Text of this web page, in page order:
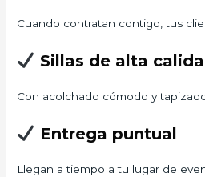
Cuando contratan contigo, tus
Sillas de alta
Con acolchado cómodo y
Entrega puntual
Llegan a tiempo a tu lugar de